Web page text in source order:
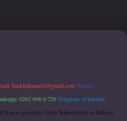
backlinkpaneli@gmail.com Teams:
0262 606 0 726Telegram: @karabul
Kanun gereğince Bilgi Teknolojileri ve İletişim